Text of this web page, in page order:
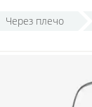
Через плечо